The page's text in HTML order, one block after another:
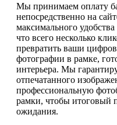
Мы принимаем оплату
непосредственно на
максимального
что всего несколько
превратить ваши
фотографии в рамке,
интерьера. Мы
отпечатанного
профессиональную
рамки, чтобы итоговый
ожидания.